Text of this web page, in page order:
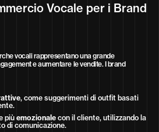
Vocale per i Brand
vocali rappresentano una grande
e aumentare le vendite. I brand
, come suggerimenti di outfit basati
più emozionalecon il cliente, utilizzando la
di comunicazione.